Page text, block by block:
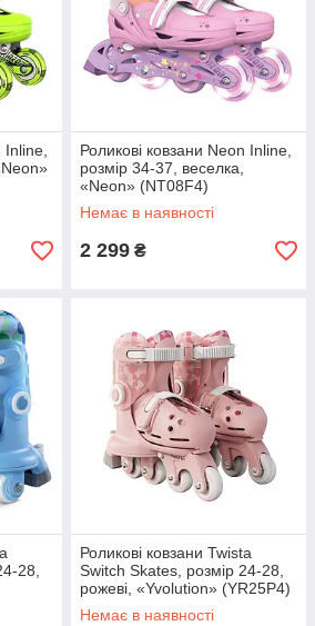
Inline,
Роликові ковзани Neon Inline,
розмір 34-37, веселка,
«Neon» (NT08F4)
Немає в наявності
2 299 ₴
28,
Роликові ковзани Twista
Switch Skates, розмір 24-28,
рожеві, «Yvolution» (YR25P4)
Немає в наявності